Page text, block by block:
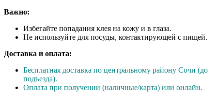
Важно:
Избегайте попадания клея на кожу и в глаза.
Не используйте для посуды, контактирующей с пищей.
Доставка и оплата:
Бесплатная доставка по центральному району Сочи (до
подъезда).
Оплата при получении (наличные/карта) или онлайн.